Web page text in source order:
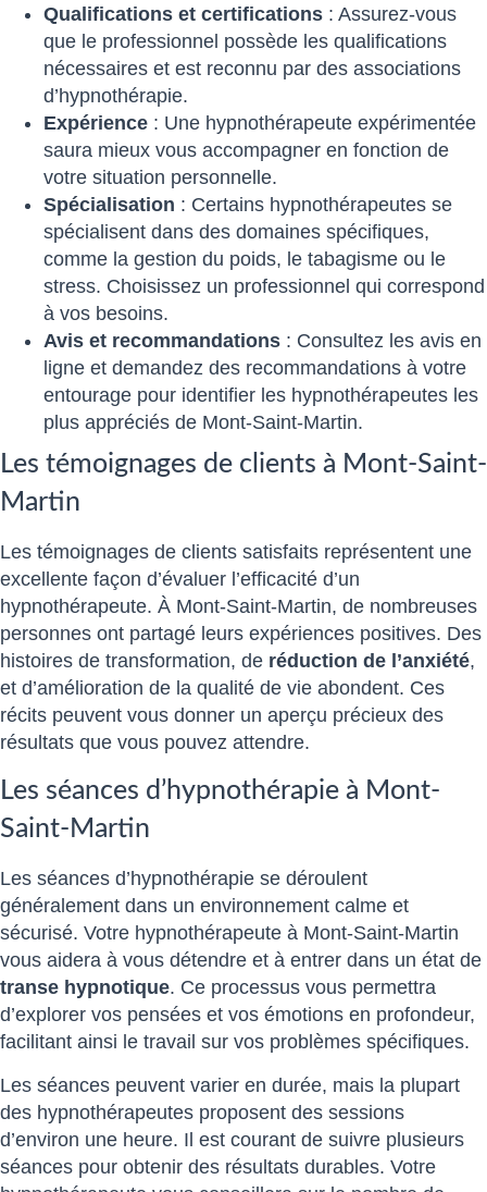
Qualifications et certifications : Assurez-vous
que le professionnel possède les qualifications
nécessaires et est reconnu par des associations
d’hypnothérapie.
Expérience : Une hypnothérapeute expérimentée
saura mieux vous accompagner en fonction de
votre situation personnelle.
Spécialisation : Certains hypnothérapeutes se
spécialisent dans des domaines spécifiques,
comme la gestion du poids, le tabagisme ou le
stress. Choisissez un professionnel qui correspond
à vos besoins.
Avis et recommandations : Consultez les avis en
ligne et demandez des recommandations à votre
entourage pour identifier les hypnothérapeutes les
plus appréciés de Mont-Saint-Martin.
Les témoignages de clients à Mont-Saint-
Martin
Les témoignages de clients satisfaits représentent une
excellente façon d’évaluer l’efficacité d’un
hypnothérapeute. À Mont-Saint-Martin, de nombreuses
personnes ont partagé leurs expériences positives. Des
histoires de transformation, de réduction de l’anxiété,
et d’amélioration de la qualité de vie abondent. Ces
récits peuvent vous donner un aperçu précieux des
résultats que vous pouvez attendre.
Les séances d’hypnothérapie à Mont-
Saint-Martin
Les séances d’hypnothérapie se déroulent
généralement dans un environnement calme et
sécurisé. Votre hypnothérapeute à Mont-Saint-Martin
vous aidera à vous détendre et à entrer dans un état de
transe hypnotique. Ce processus vous permettra
d’explorer vos pensées et vos émotions en profondeur,
facilitant ainsi le travail sur vos problèmes spécifiques.
Les séances peuvent varier en durée, mais la plupart
des hypnothérapeutes proposent des sessions
d’environ une heure. Il est courant de suivre plusieurs
séances pour obtenir des résultats durables. Votre